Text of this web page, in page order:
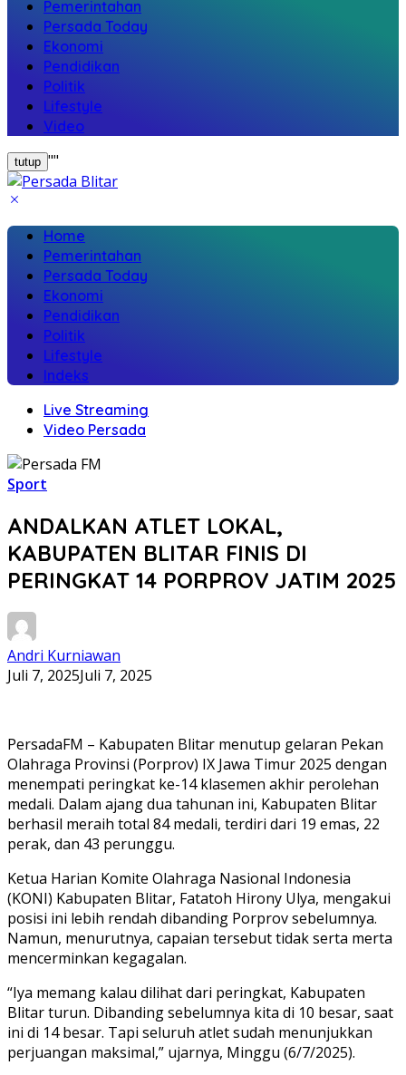
Pemerintahan
Persada Today
Ekonomi
Pendidikan
Politik
Lifestyle
Video
tutup ""
Home
Pemerintahan
Persada Today
Ekonomi
Pendidikan
Politik
Lifestyle
Indeks
Live Streaming
Video Persada
Sport
ANDALKAN ATLET LOKAL,
KABUPATEN BLITAR FINIS DI
PERINGKAT 14 PORPROV JATIM 2025
Andri Kurniawan
Juli 7, 2025Juli 7, 2025
PersadaFM – Kabupaten Blitar menutup gelaran Pekan
Olahraga Provinsi (Porprov) IX Jawa Timur 2025 dengan
menempati peringkat ke-14 klasemen akhir perolehan
medali. Dalam ajang dua tahunan ini, Kabupaten Blitar
berhasil meraih total 84 medali, terdiri dari 19 emas, 22
perak, dan 43 perunggu.
Ketua Harian Komite Olahraga Nasional Indonesia
(KONI) Kabupaten Blitar, Fatatoh Hirony Ulya, mengakui
posisi ini lebih rendah dibanding Porprov sebelumnya.
Namun, menurutnya, capaian tersebut tidak serta merta
mencerminkan kegagalan.
“Iya memang kalau dilihat dari peringkat, Kabupaten
Blitar turun. Dibanding sebelumnya kita di 10 besar, saat
ini di 14 besar. Tapi seluruh atlet sudah menunjukkan
perjuangan maksimal,” ujarnya, Minggu (6/7/2025).